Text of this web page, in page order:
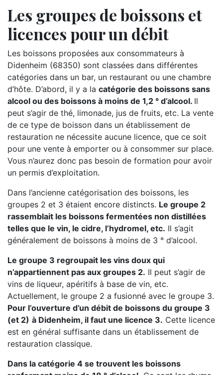
Les groupes de boissons et
licences pour un débit
Les boissons proposées aux consommateurs à
Didenheim (68350) sont classées dans différentes
catégories dans un bar, un restaurant ou une chambre
d’hôte. D’abord, il y a la catégorie des boissons sans
alcool ou des boissons à moins de 1,2 ° d’alcool. Il
peut s’agir de thé, limonade, jus de fruits, etc. La vente
de ce type de boisson dans un établissement de
restauration ne nécessite aucune licence, que ce soit
pour une vente à emporter ou à consommer sur place.
Vous n’aurez donc pas besoin de formation pour avoir
un permis d’exploitation.
Dans l’ancienne catégorisation des boissons, les
groupes 2 et 3 étaient encore distincts. Le groupe 2
rassemblait les boissons fermentées non distillées
telles que le vin, le cidre, l’hydromel, etc. Il s’agit
généralement de boissons à moins de 3 ° d’alcool.
Le groupe 3 regroupait les vins doux qui
n’appartiennent pas aux groupes 2. Il peut s’agir de
vins de liqueur, apéritifs à base de vin, etc.
Actuellement, le groupe 2 a fusionné avec le groupe 3.
Pour l’ouverture d’un débit de boissons du groupe 3
(et 2) à Didenheim, il faut une licence 3. Cette licence
est en général suffisante dans un établissement de
restauration classique.
Dans la catégorie 4 se trouvent les boissons